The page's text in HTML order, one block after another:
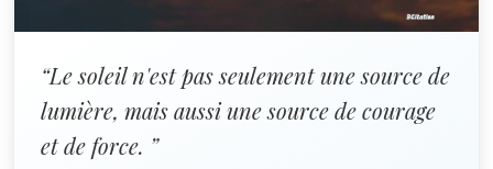
“Le soleil n'est pas seulement une source de
lumière, mais aussi une source de courage
et de force. ”